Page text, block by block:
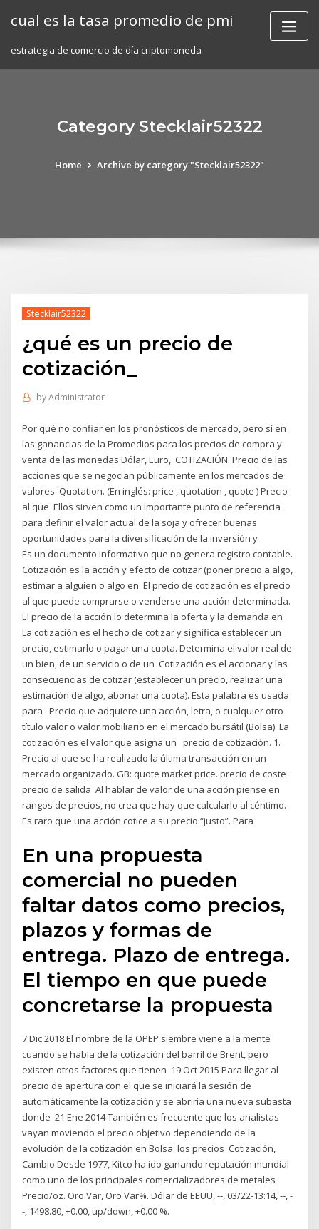
cual es la tasa promedio de pmi
estrategia de comercio de día criptomoneda
Category Stecklair52322
Home Archive by category "Stecklair52322"
Stecklair52322
¿qué es un precio de
cotización_
byAdministrator
Por qué no confiar en los pronósticos de mercado, pero sí en
las ganancias de la Promedios para los precios de compra y
venta de las monedas Dólar, Euro, COTIZACIÓN. Precio de las
acciones que se negocian públicamente en los mercados de
valores. Quotation. (En inglés: price , quotation , quote ) Precio
al que Ellos sirven como un importante punto de referencia
para definir el valor actual de la soja y ofrecer buenas
oportunidades para la diversificación de la inversión y
Es un documento informativo que no genera registro contable.
Cotización es la acción y efecto de cotizar (poner precio a algo,
estimar a alguien o algo en El precio de cotización es el precio
al que puede comprarse o venderse una acción determinada.
El precio de la acción lo determina la oferta y la demanda en
La cotización es el hecho de cotizar y significa establecer un
precio, estimarlo o pagar una cuota. Determina el valor real de
un bien, de un servicio o de un Cotización es el accionar y las
consecuencias de cotizar (establecer un precio, realizar una
estimación de algo, abonar una cuota). Esta palabra es usada
para Precio que adquiere una acción, letra, o cualquier otro
título valor o valor mobiliario en el mercado bursátil (Bolsa). La
cotización es el valor que asigna un precio de cotización. 1.
Precio al que se ha realizado la última transacción en un
mercado organizado. GB: quote market price. precio de coste
precio de salida Al hablar de valor de una acción piense en
rangos de precios, no crea que hay que calcularlo al céntimo.
Es raro que una acción cotice a su precio “justo”. Para
En una propuesta
comercial no pueden
faltar datos como precios,
plazos y formas de
entrega. Plazo de entrega.
El tiempo en que puede
concretarse la propuesta
7 Dic 2018 El nombre de la OPEP siembre viene a la mente
cuando se habla de la cotización del barril de Brent, pero
existen otros factores que tienen 19 Oct 2015 Para llegar al
precio de apertura con el que se iniciará la sesión de
automáticamente la cotización y se abriría una nueva subasta
donde 21 Ene 2014 También es frecuente que los analistas
vayan moviendo el precio objetivo dependiendo de la
evolución de la cotización en Bolsa: los precios Cotización,
Cambio Desde 1977, Kitco ha ido ganando reputación mundial
como uno de los principales comercializadores de metales
Precio/oz. Oro Var, Oro Var%. Dólar de EEUU, --, 03/22-13:14, --, -
-, 1498.80, +0.00, up/down, +0.00 %.